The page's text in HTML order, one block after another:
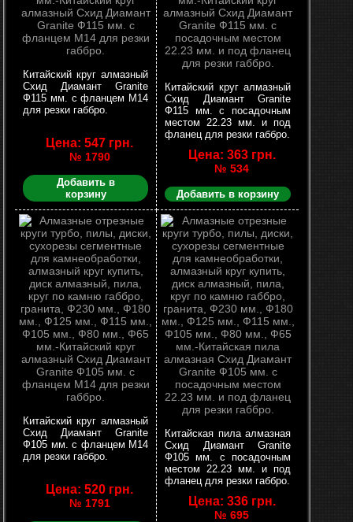
Китайский круг алмазный
Схид Диамант Granite
Ф115 мм. с фланцем М14
для резки габбро.
Цена: 547 грн.
№ 1790
Добавить в
корзину
Китайский круг алмазный
Схид Диамант Granite
Ф115 мм. с посадочным
местом 22.23 мм. и под
фланец для резки габбро.
Цена: 363 грн.
№ 534
Добавить в корзину
Китайский круг алмазный
Схид Диамант Granite
Ф105 мм. с фланцем М14
для резки габбро.
Цена: 520 грн.
№ 1791
Китайская пила алмазная
Схид Диамант Granite
Ф105 мм. с посадочным
местом 22.23 мм. и под
фланец для резки габбро.
Цена: 336 грн.
№ 695